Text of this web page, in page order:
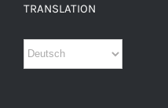
TRANSLATION